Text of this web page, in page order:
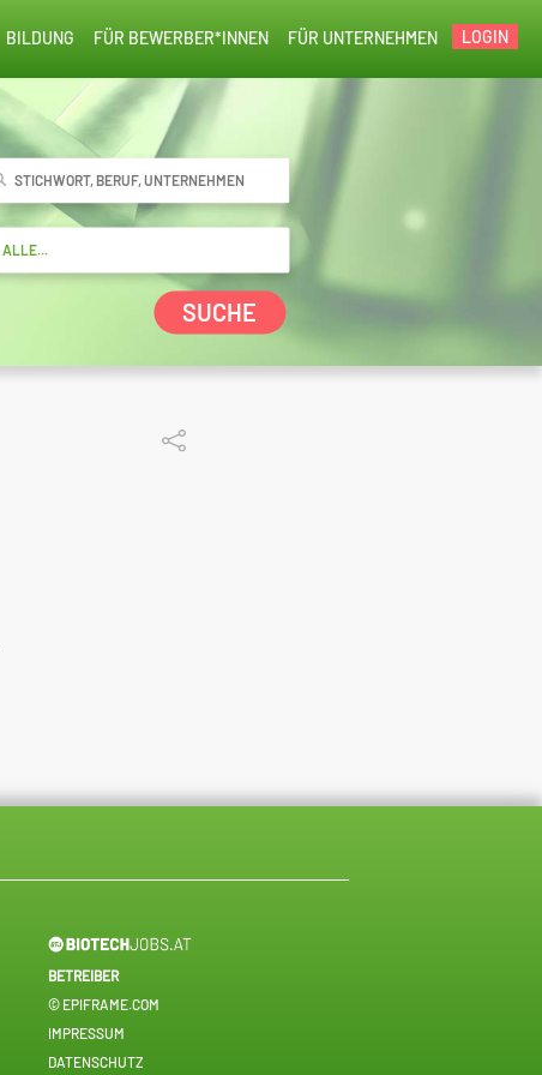
LOGIN
FÜR UNTERNEHMEN
FÜR BEWERBER*INNEN
BILDUNG
SUCHE
BETREIBER
© EPIFRAME.COM
IMPRESSUM
DATENSCHUTZ